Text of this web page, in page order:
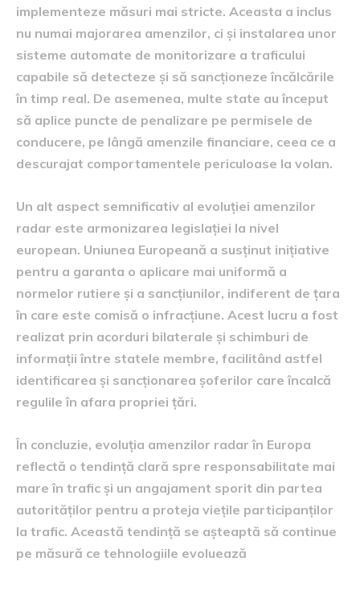
implementeze măsuri mai stricte. Aceasta a inclus
nu numai majorarea amenzilor, ci și instalarea unor
sisteme automate de monitorizare a traficului
capabile să detecteze și să sancționeze încălcările
în timp real. De asemenea, multe state au început
să aplice puncte de penalizare pe permisele de
conducere, pe lângă amenzile financiare, ceea ce a
descurajat comportamentele periculoase la volan.
Un alt aspect semnificativ al evoluției amenzilor
radar este armonizarea legislației la nivel
european. Uniunea Europeană a susținut inițiative
pentru a garanta o aplicare mai uniformă a
normelor rutiere și a sancțiunilor, indiferent de țara
în care este comisă o infracțiune. Acest lucru a fost
realizat prin acorduri bilaterale și schimburi de
informații între statele membre, facilitând astfel
identificarea și sancționarea șoferilor care încalcă
regulile în afara propriei țări.
În concluzie, evoluția amenzilor radar în Europa
reflectă o tendință clară spre responsabilitate mai
mare în trafic și un angajament sporit din partea
autorităților pentru a proteja viețile participanților
la trafic. Această tendință se așteaptă să continue
pe măsură ce tehnologiile evoluează